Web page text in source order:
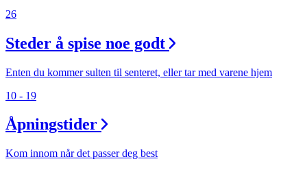
26
Steder å spise noe godt
Enten du kommer sulten til senteret, eller tar med varene hjem
10 - 19
Åpningstider
Kom innom når det passer deg best